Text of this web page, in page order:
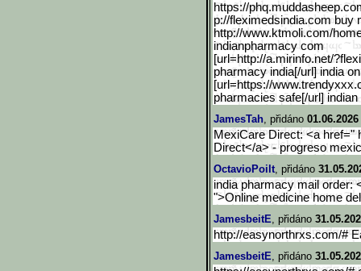
https://phq.muddasheep.co
p://fleximedsindia.com buy
http://www.ktmoli.com/
indianpharmacy com
[url=http://a.mirinfo.net/
pharmacy india[/url] india
[url=https://
pharmacies safe[/url]
JamesTah, přidáno
MexiCare Direct: <a href="
Direct</a> - progreso
OctavioPoilt, přidáno
india pharmacy mail order:
">Online medicine home
JamesbeitE, přidáno
http://easynorthrxs.com/#
JamesbeitE, přidáno